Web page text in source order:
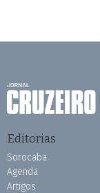
Editorias
Sorocaba
Agenda
Artigos